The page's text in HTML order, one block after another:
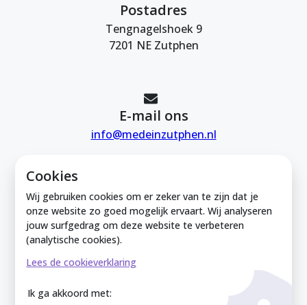
Cookies
Wij gebruiken cookies om er zeker van te zijn dat je
onze website zo goed mogelijk ervaart. Wij analyseren
jouw surfgedrag om deze website te verbeteren
(analytische cookies).
Lees de cookieverklaring
Ik ga akkoord met:
Postadres
Tengnagelshoek 9
7201 NE Zutphen
E-mail ons
info@medeinzutphen.nl
Mede in Zutphen is onderdeel van de
Zutphense Uitdaging. KVK Zutphense
Uitdaging: 08212926